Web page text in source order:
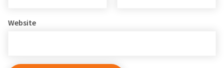
Website